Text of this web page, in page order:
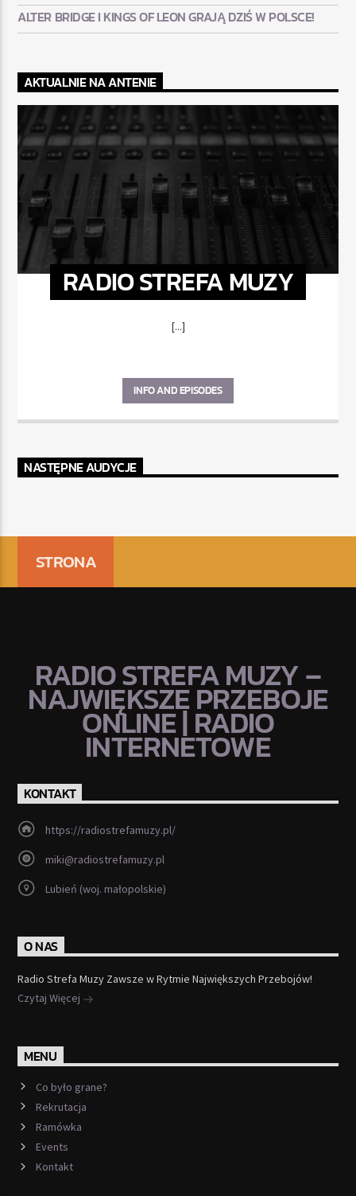
ALTER BRIDGE I KINGS OF LEON GRAJĄ DZIŚ W POLSCE!
AKTUALNIE NA ANTENIE
RADIO STREFA MUZY
[...]
INFO AND EPISODES
NASTĘPNE AUDYCJE
STRONA
RADIO STREFA MUZY –
NAJWIĘKSZE PRZEBOJE
ONLINE | RADIO
INTERNETOWE
KONTAKT
https://radiostrefamuzy.pl/
miki@radiostrefamuzy.pl
Lubień (woj. małopolskie)
O NAS
Radio Strefa Muzy Zawsze w Rytmie Największych Przebojów!
Czytaj Więcej
MENU
Co było grane?
Rekrutacja
Ramówka
Events
Kontakt